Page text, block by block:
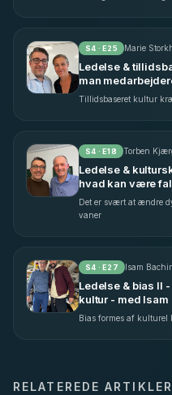
S4 · E25 Marie
Ledelse &
man
fælles indsats? -
Tillidsbaseret kultur
S4 · E18 Torben
Ledelse &
hvad kan være
Kjærgaard (S4
Det er svært at ændre
vaner
S4 · E27 Isam
Ledelse & bias II
kultur - med Isam
Bias formes af kulturel
RELATEREDE ARTIKLER